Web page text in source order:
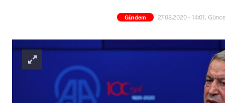
Gündem 27.08.2020 - 14:01,